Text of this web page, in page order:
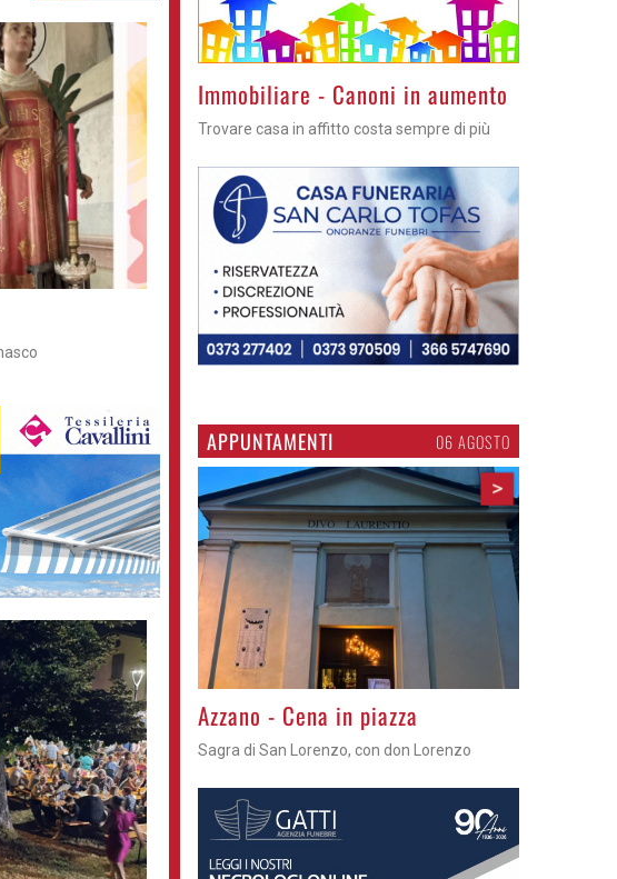
Immobiliare - Canoni in aumento
Trovare casa in affitto costa sempre di più
APPUNTAMENTI 06 AGOSTO
>
Gli appuntamenti fino a sabato
Cosa fare questi giorni nel Cremasco